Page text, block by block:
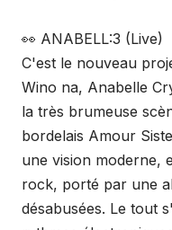
👀 ANABELL:3 (Live)
C'est le nouveau
Wino na, Anabelle
la très brumeuse
bordelais Amour
une vision moderne,
rock, porté par une
désabusées. Le tout